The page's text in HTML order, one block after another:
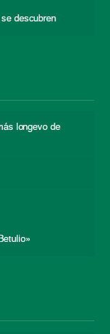
descubren
longevo de